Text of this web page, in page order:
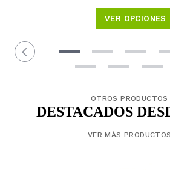
VER OPCIONES
OTROS PRODUCTOS
DESTACADOS
VER MÁS